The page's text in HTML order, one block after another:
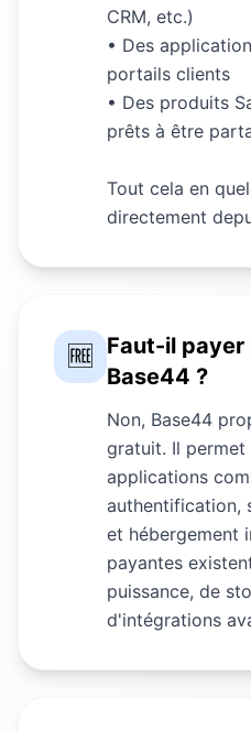
CRM, etc.)
• Des
portails clients
• Des produits
prêts à être
Tout cela en
directement
🆓
Faut-il
Base44 ?
Non, Base44
gratuit. Il permet
applications
authentification,
et hébergement
payantes
puissance, de
d'intégrations